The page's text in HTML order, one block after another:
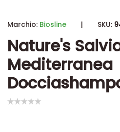
Marchio: Biosline | SKU:
Nature's
Mediterranea